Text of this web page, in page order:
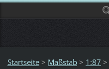
Startseite > Maßstab > 1:87 >